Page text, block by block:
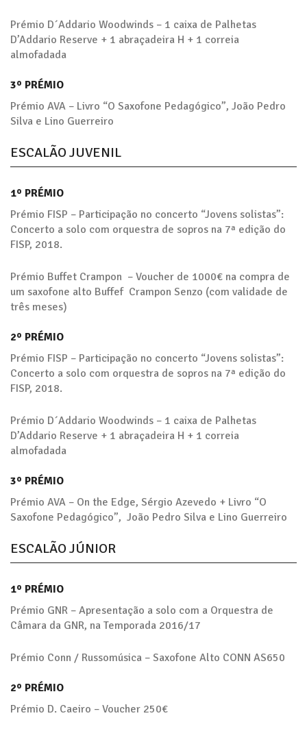
Prémio D´Addario Woodwinds – 1 caixa de Palhetas
D’Addario Reserve + 1 abraçadeira H + 1 correia
almofadada
3º PRÉMIO
Prémio AVA – Livro “O Saxofone Pedagógico”, João Pedro
Silva e Lino Guerreiro
ESCALÃO JUVENIL
1º PRÉMIO
Prémio FISP – Participação no concerto “Jovens solistas”:
Concerto a solo com orquestra de sopros na 7ª edição do
FISP, 2018.
Prémio Buffet Crampon – Voucher de 1000€ na compra de
um saxofone alto Buffef Crampon Senzo (com validade de
três meses)
2º PRÉMIO
Prémio FISP – Participação no concerto “Jovens solistas”:
Concerto a solo com orquestra de sopros na 7ª edição do
FISP, 2018.
Prémio D´Addario Woodwinds – 1 caixa de Palhetas
D’Addario Reserve + 1 abraçadeira H + 1 correia
almofadada
3º PRÉMIO
Prémio AVA – On the Edge, Sérgio Azevedo + Livro “O
Saxofone Pedagógico”, João Pedro Silva e Lino Guerreiro
ESCALÃO JÚNIOR
1º PRÉMIO
Prémio GNR – Apresentação a solo com a Orquestra de
Câmara da GNR, na Temporada 2016/17
Prémio Conn / Russomúsica – Saxofone Alto CONN AS650
2º PRÉMIO
Prémio D. Caeiro – Voucher 250€